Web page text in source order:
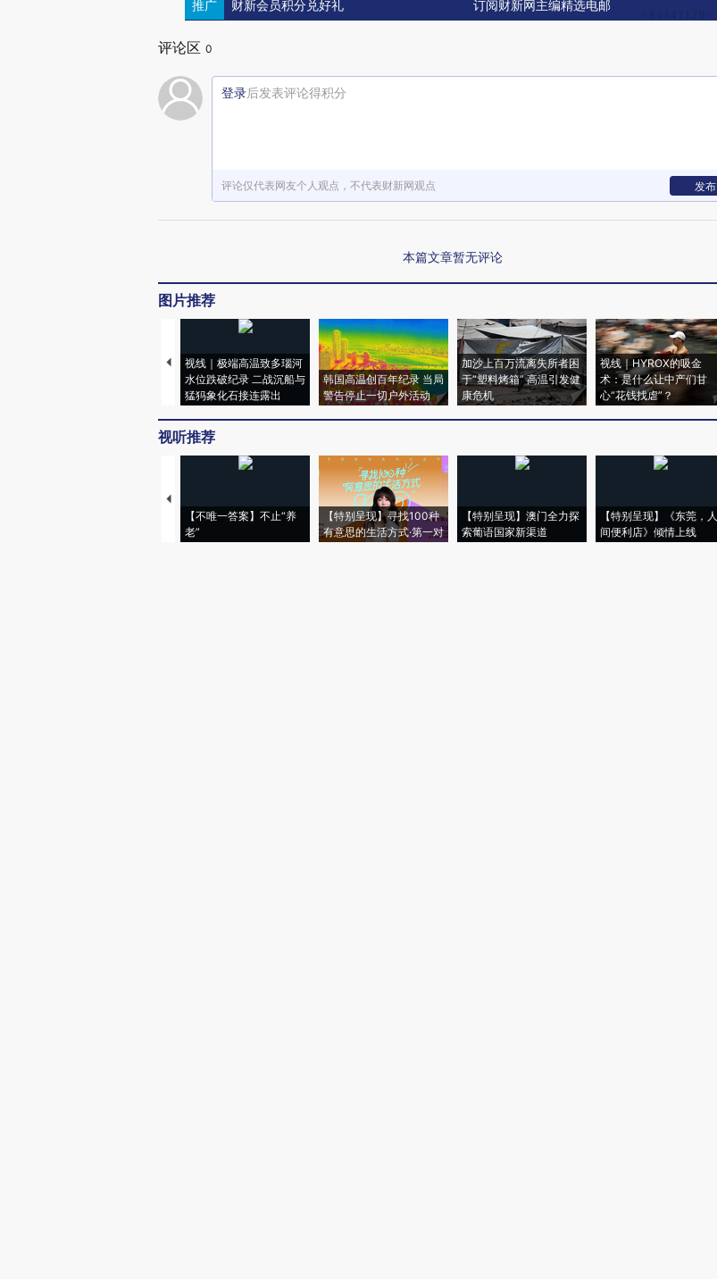
推广 财新会员积分兑好礼 订阅财新网主编精选电邮
评论区 0
登录后发表评论得积分
评论仅代表网友个人观点，不代表财新网观点 发布
本篇文章暂无评论
图片推荐
视线｜极端高温致多瑙河
水位跌破纪录 二战沉船与
猛犸象化石接连露出
韩国高温创百年纪录 当局
警告停止一切户外活动
加沙上百万流离失所者困
于“塑料烤箱” 高温引发健
康危机
视线｜HYROX的吸金
术：是什么让中产们甘
心“花钱找虐”？
视听推荐
【不唯一答案】不止“养
老”
【特别呈现】寻找100种
有意思的生活方式·第一对
【特别呈现】澳门全力探
索葡语国家新渠道
【特别呈现】《东莞，人
间便利店》倾情上线